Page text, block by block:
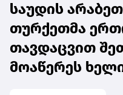
საუდის
თურქეთმა
თავდაცვით
მოაწერეს